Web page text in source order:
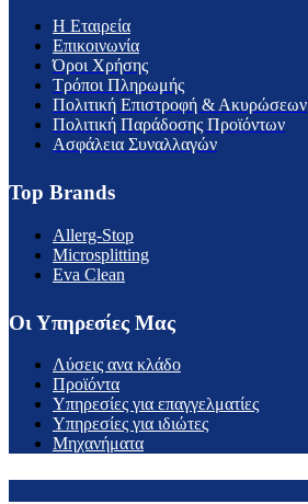
H Εταιρεία
Επικοινωνία
Όροι Χρήσης
Τρόποι Πληρωμής
Πολιτική Επιστροφή & Ακυρώσεων
Πολιτική Παράδοσης Προϊόντων
Ασφάλεια Συναλλαγών
Top Brands
Allerg-Stop
Microsplitting
Eva Clean
Οι Υπηρεσίες Μας
Λύσεις ανα κλάδο
Προϊόντα
Υπηρεσίες για επαγγελματίες
Υπηρεσίες για ιδιώτες
Μηχανήματα